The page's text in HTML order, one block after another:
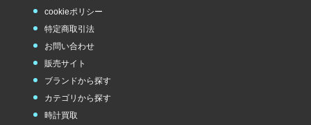
cookieポリシー
特定商取引法
お問い合わせ
販売サイト
ブランドから探す
カテゴリから探す
時計買取